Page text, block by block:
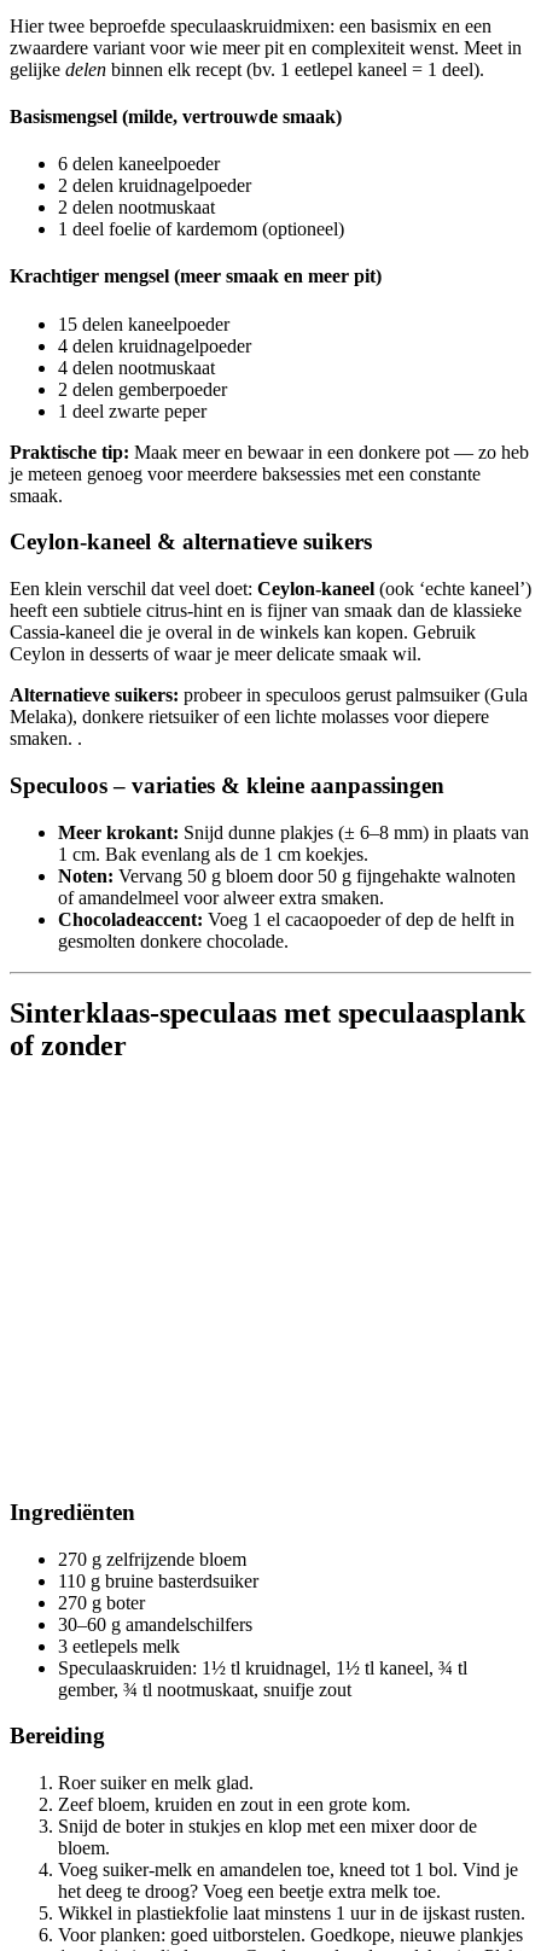
Hier twee beproefde speculaaskruidmixen: een basismix en een
zwaardere variant voor wie meer pit en complexiteit wenst. Meet in
gelijke delen binnen elk recept (bv. 1 eetlepel kaneel = 1 deel).
Basismengsel (milde, vertrouwde smaak)
6 delen kaneelpoeder
2 delen kruidnagelpoeder
2 delen nootmuskaat
1 deel foelie of kardemom (optioneel)
Krachtiger mengsel (meer smaak en meer pit)
15 delen kaneelpoeder
4 delen kruidnagelpoeder
4 delen nootmuskaat
2 delen gemberpoeder
1 deel zwarte peper
Praktische tip: Maak meer en bewaar in een donkere pot — zo heb
je meteen genoeg voor meerdere baksessies met een constante
smaak.
Ceylon-kaneel & alternatieve suikers
Een klein verschil dat veel doet: Ceylon-kaneel (ook ‘echte kaneel’)
heeft een subtiele citrus-hint en is fijner van smaak dan de klassieke
Cassia-kaneel die je overal in de winkels kan kopen. Gebruik
Ceylon in desserts of waar je meer delicate smaak wil.
Alternatieve suikers: probeer in speculoos gerust palmsuiker (Gula
Melaka), donkere rietsuiker of een lichte molasses voor diepere
smaken. .
Speculoos – variaties & kleine aanpassingen
Meer krokant: Snijd dunne plakjes (± 6–8 mm) in plaats van
1 cm. Bak evenlang als de 1 cm koekjes.
Noten: Vervang 50 g bloem door 50 g fijngehakte walnoten
of amandelmeel voor alweer extra smaken.
Chocoladeaccent: Voeg 1 el cacaopoeder of dep de helft in
gesmolten donkere chocolade.
Sinterklaas-speculaas met speculaasplank
of zonder
Ingrediënten
270 g zelfrijzende bloem
110 g bruine basterdsuiker
270 g boter
30–60 g amandelschilfers
3 eetlepels melk
Speculaaskruiden: 1½ tl kruidnagel, 1½ tl kaneel, ¾ tl
gember, ¾ tl nootmuskaat, snuifje zout
Bereiding
Roer suiker en melk glad.
Zeef bloem, kruiden en zout in een grote kom.
Snijd de boter in stukjes en klop met een mixer door de
bloem.
Voeg suiker-melk en amandelen toe, kneed tot 1 bol. Vind je
het deeg te droog? Voeg een beetje extra melk toe.
Wikkel in plastiekfolie laat minstens 1 uur in de ijskast rusten.
Voor planken: goed uitborstelen. Goedkope, nieuwe plankjes